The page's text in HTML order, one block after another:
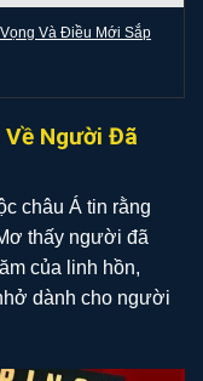
Và Điều Mới Sắp
Về Người Đã
châu Á tin rằng
thấy người đã
của linh hồn,
dành cho người